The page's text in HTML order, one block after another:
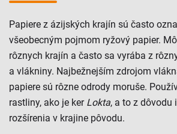
Papiere z ázijských krajín sú často
všeobecným pojmom ryžový papier.
rôznych krajín a často sa vyrába z
a vlákniny. Najbežnejším zdrojom
papiere sú rôzne odrody moruše.
rastliny, ako je ker Lokta, a to z dôvodu
rozšírenia v krajine pôvodu.